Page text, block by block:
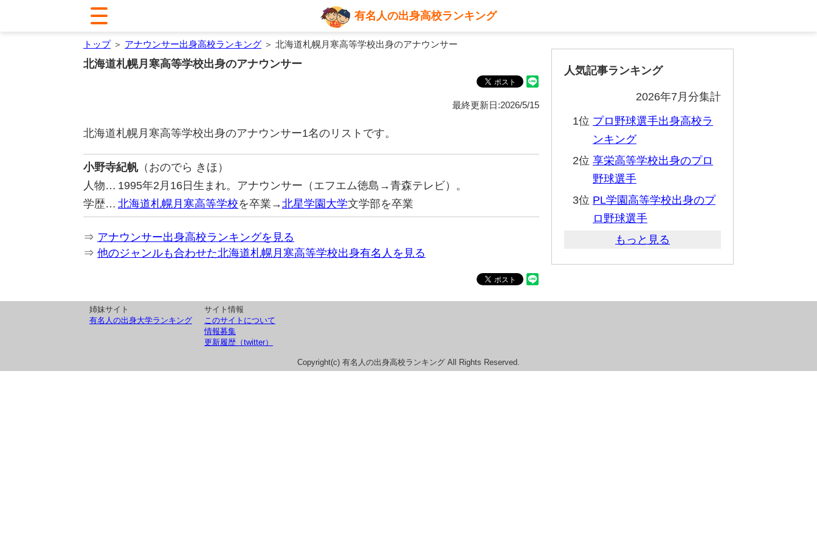
有名人の出身高校ランキング
トップ＞ アナウンサー出身高校ランキング ＞ 北海道札幌月寒高等学校出身のアナウンサー
北海道札幌月寒高等学校出身のアナウンサー
最終更新日:2026/5/15
北海道札幌月寒高等学校出身のアナウンサー1名のリストです。
小野寺紀帆（おのでら きほ）
人物… 1995年2月16日生まれ。アナウンサー（エフエム徳島→青森テレビ）。
学歴… 北海道札幌月寒高等学校を卒業→北星学園大学文学部を卒業
⇒ アナウンサー出身高校ランキングを見る
⇒ 他のジャンルも合わせた北海道札幌月寒高等学校出身有名人を見る
人気記事ランキング
2026年7月分集計
1位 プロ野球選手出身高校ラ
ンキング
2位 享栄高等学校出身のプロ
野球選手
3位 PL学園高等学校出身のプ
ロ野球選手
もっと見る
姉妹サイト
有名人の出身大学ランキング
サイト情報
このサイトについて
情報募集
更新履歴（twitter）
Copyright(c) 有名人の出身高校ランキング All Rights Reserved.